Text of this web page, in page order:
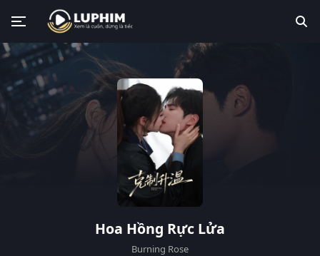
Hoa Hồng Rực Lửa
Burning Rose